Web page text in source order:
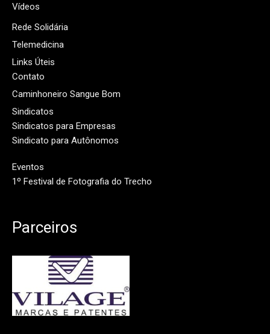
Vídeos
Rede Solidária
Telemedicina
Links Úteis
Contato
Caminhoneiro Sangue Bom
Sindicatos
Sindicatos para Empresas
Sindicato para Autônomos
Eventos
1º Festival de Fotografia do Trecho
Parceiros